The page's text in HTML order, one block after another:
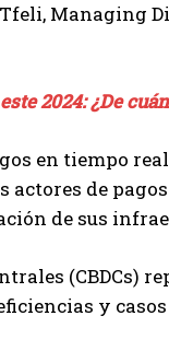
Managing
2024: ¿De
en tiempo
actores de
de sus
(CBDCs)
y